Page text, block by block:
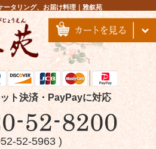
ータリング、お届け料理｜雅叙苑
ト決済・PayPayに対応
52-5963 )